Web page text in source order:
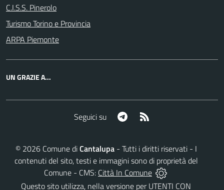
C.I.S.S. Pinerolo
Turismo Torino e Provincia
ARPA Piemonte
UN GRAZIE A...
Seguici su Telegram
© 2026Comune diCantalupa- Tutti i diritti riservati - I
contenuti del sito, testi e immagini sono di proprietà del
Comune - CMS: Città In Comune
Questo sito utilizza, nella versione per UTENTI CON